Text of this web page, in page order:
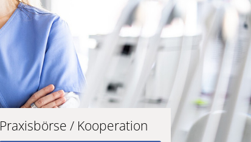
Praxisbörse / Kooperation